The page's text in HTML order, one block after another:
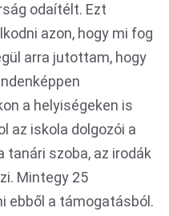
odaítélt. Ezt
azon, hogy mi fog
arra jutottam, hogy
a helyiségeken is
az iskola dolgozói a
tanári szoba, az irodák
Mintegy 25
ebből a támogatásból.